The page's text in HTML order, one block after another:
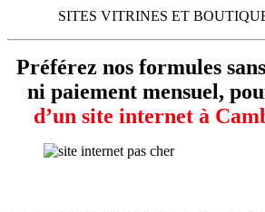
SITES VITRINES ET
Préférez nos formules
ni paiement mensuel,
d’un site internet à